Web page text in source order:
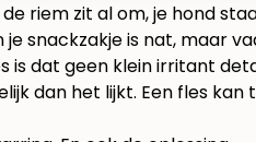
riem zit al om, je hond
je snackzakje is nat, maar
is dat geen klein irritant
dan het lijkt. Een fles